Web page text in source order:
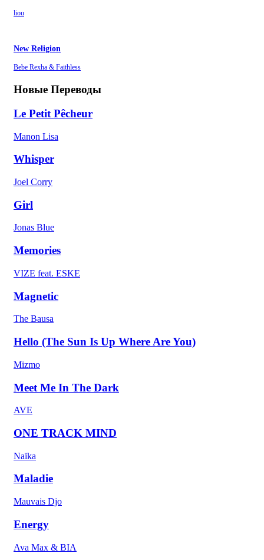
liou
New Religion
Bebe Rexha & Faithless
Новые Переводы
Le Petit Pêcheur
Manon Lisa
Whisper
Joel Corry
Girl
Jonas Blue
Memories
VIZE feat. ESKE
Magnetic
The Bausa
Hello (The Sun Is Up Where Are You)
Mizmo
Meet Me In The Dark
AVE
ONE TRACK MIND
Naïka
Maladie
Mauvais Djo
Energy
Ava Max & BIA